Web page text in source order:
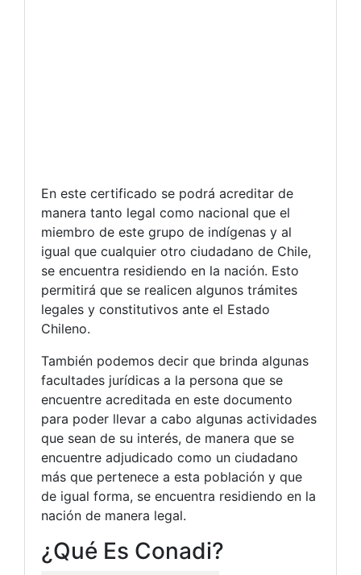
En este certificado se podrá acreditar de
manera tanto legal como nacional que el
miembro de este grupo de indígenas y al
igual que cualquier otro ciudadano de Chile,
se encuentra residiendo en la nación. Esto
permitirá que se realicen algunos trámites
legales y constitutivos ante el Estado
Chileno.
También podemos decir que brinda algunas
facultades jurídicas a la persona que se
encuentre acreditada en este documento
para poder llevar a cabo algunas actividades
que sean de su interés, de manera que se
encuentre adjudicado como un ciudadano
más que pertenece a esta población y que
de igual forma, se encuentra residiendo en la
nación de manera legal.
¿Qué Es Conadi?